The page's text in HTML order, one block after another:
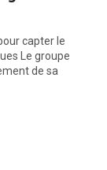
capter le
Le groupe
de sa